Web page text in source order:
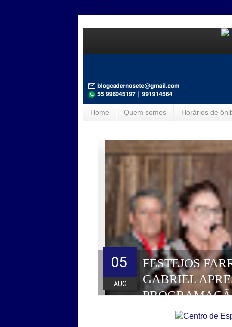
Home Quem somos Horários de
FESTEJOS
GABRIEL
05
AUG